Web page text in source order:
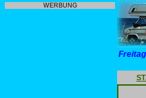
WERBUNG